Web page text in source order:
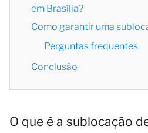
em Brasília?
Como garantir uma
Perguntas frequentes
Conclusão
O que é a sublocação